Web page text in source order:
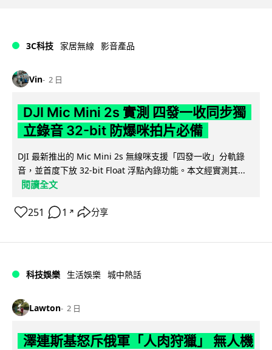
3C科技 家居無線 影音產品
Vin 2 日
DJI Mic Mini 2s 實測 四發一收同步獨
立錄音 32-bit 防爆咪拍片必備
DJI 最新推出的 Mic Mini 2s 無線咪支援「四發一收」分軌錄
音，並首度下放 32-bit Float 浮點內錄功能。本文經實測其...
閱讀全文
251 1 ↗ 分享
科技娛樂 生活娛樂 城中熱話
Lawton 2 日
澤連斯基怒斥俄軍「人肉狩獵」 無人機